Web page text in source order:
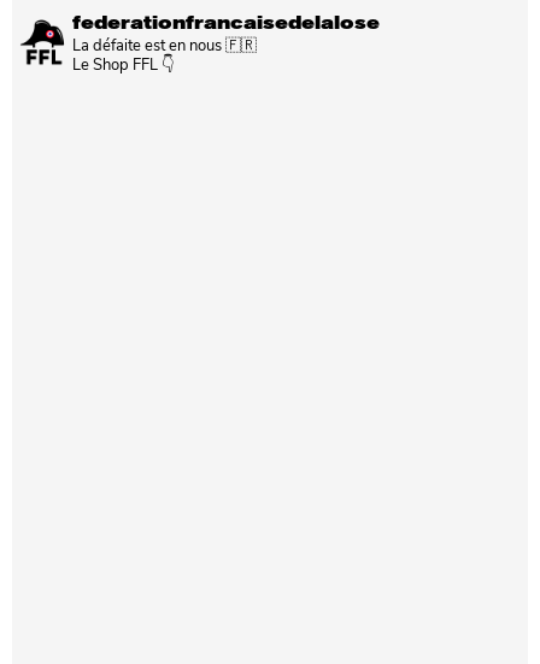
federationfrancaisedelalose
La défaite est en nous 🇫🇷
Le Shop FFL 👇